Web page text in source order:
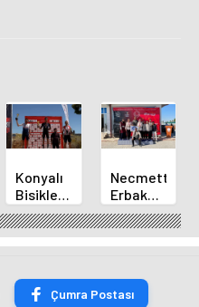
Konyalı
Bisikletçi
Ahmet
Can
Akpınar
Madalyayı
Aldı
Necmettin
Erbakan
Üniversitesi
Geleneksel
Okçulukta
Çumra Postası